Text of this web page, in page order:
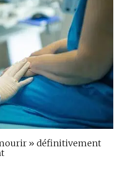
» définitivement